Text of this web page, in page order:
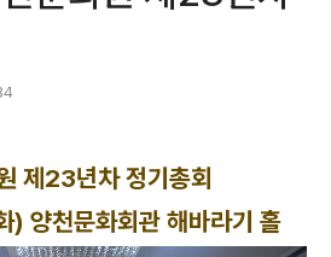
제23년차 정기총회
양천문화회관 해바라기 홀